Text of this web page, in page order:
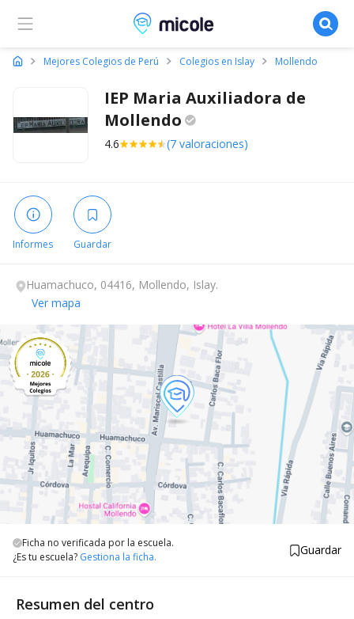
Micole, buscador de colegios
Mejores Colegios de Perú Colegios en Islay Mollendo
IEP Maria Auxiliadora de
Mollendo
4.6 (7 valoraciones)
Informes Guardar
Huamachuco, 04416, Mollendo, Islay.
Ver mapa
Ficha no verificada por la escuela.
¿Es tu escuela? Gestiona la ficha. Guardar
Resumen del centro